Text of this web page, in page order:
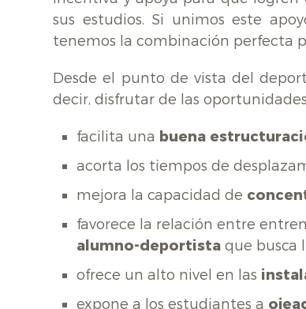
sus estudios. Si unimos este
tenemos la combinación perfecta
Desde el punto de vista del
decir, disfrutar de las
facilita una buena
acorta los tiempos de
mejora la capacidad de
favorece la relación entre
alumno-deportista que busca
ofrece un alto nivel en las
expone a los estudiantes a